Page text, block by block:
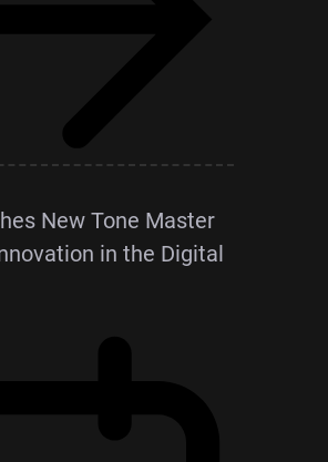
New Tone Master
in the Digital